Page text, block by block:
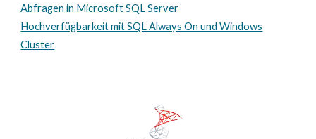
Abfragen in Microsoft SQL Server
Hochverfügbarkeit mit SQL Always On und Windows
Cluster